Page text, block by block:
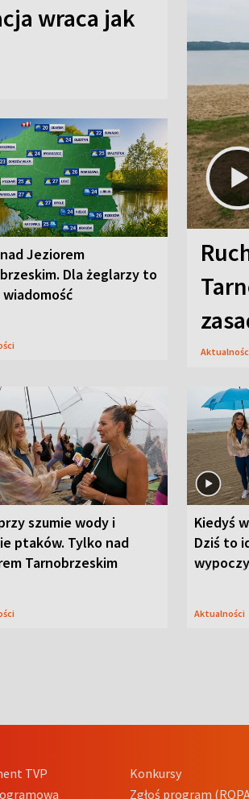
wraca jak
Jeziorem
Dla żeglarzy to
szumie wody i
ptaków. Tylko nad
Tarnobrzeskim
Kiedyś
Dziś to
Aktualności
TVP
Konkursy
Zgłoś program